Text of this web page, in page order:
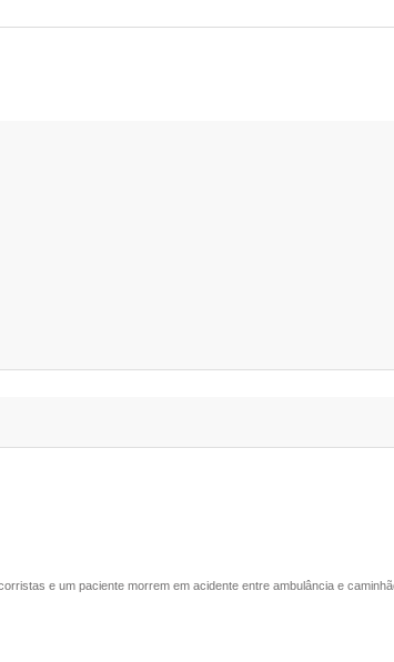
e um paciente morrem em acidente entre ambulância e